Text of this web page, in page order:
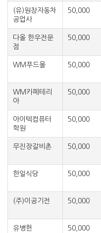
(유)원창자동차
공업사
50,000
다올 한우전문
점
50,000
WM푸드몰 50,000
WM카페테리
아
50,000
아이텍컴퓨터
학원
50,000
무진장갈비촌 50,000
한일식당 50,000
(주)이공기전 50,000
유병헌 50,000